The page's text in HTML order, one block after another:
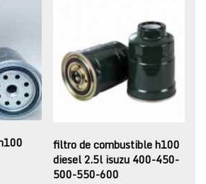
filtro de combustible h100
diesel 2.5l isuzu 400-450-
500-550-600